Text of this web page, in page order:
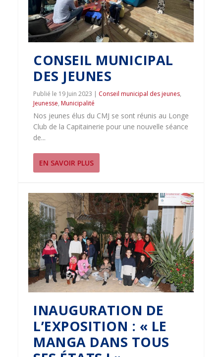
CONSEIL MUNICIPAL
DES JEUNES
19 Juin 2023 | Conseil municipal des jeunes,
Jeunesse,Municipalité
Nos jeunes élus du CMJ se sont réunis au Longe
Club de la Capitainerie pour une nouvelle séance
de...
EN SAVOIR PLUS
INAUGURATION DE
L’EXPOSITION : « LE
MANGA DANS TOUS